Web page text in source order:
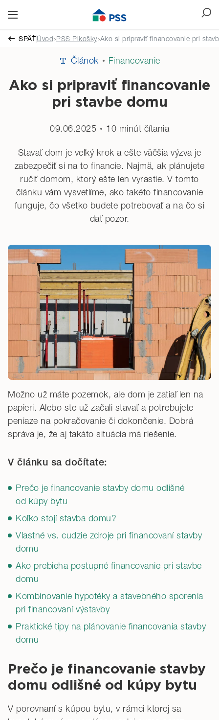
SPÄŤÚvod PSS Pikošky Ako si pripraviť financovanie pri
Článok Financovanie
Ako si pripraviť financovanie
pri stavbe domu
09.06.2025 10 minút čítania
Stavať dom je veľký krok a ešte väčšia výzva je
zabezpečiť si na to financie. Najmä, ak plánujete
ručiť domom, ktorý ešte len vyrastie. V tomto
článku vám vysvetlíme, ako takéto financovanie
funguje, čo všetko budete potrebovať a na čo si
dať pozor.
Možno už máte pozemok, ale dom je zatiaľ len na
papieri. Alebo ste už začali stavať a potrebujete
peniaze na pokračovanie či dokončenie. Dobrá
správa je, že aj takáto situácia má riešenie.
V článku sa dočítate:
Prečo je financovanie stavby domu odlišné
od kúpy bytu
Koľko stojí stavba domu?
Vlastné vs. cudzie zdroje pri financovaní stavby
domu
Ako prebieha postupné financovanie pri stavbe
domu
Kombinovanie hypotéky a stavebného sporenia
pri financovaní výstavby
Praktické tipy na plánovanie financovania stavby
domu
Prečo je financovanie stavby
domu odlišné od kúpy bytu
V porovnaní s kúpou bytu, v rámci ktorej sa